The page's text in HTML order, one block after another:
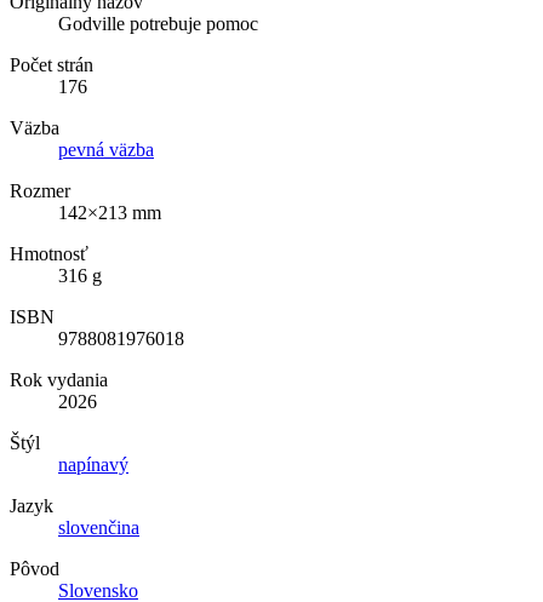
Godville potrebuje pomoc
Počet strán
176
Väzba
pevná väzba
Rozmer
142×213 mm
Hmotnosť
316 g
ISBN
9788081976018
Rok vydania
2026
Štýl
napínavý
Jazyk
slovenčina
Pôvod
Slovensko